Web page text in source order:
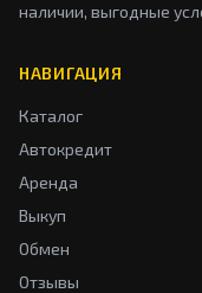
наличии, выгодные
НАВИГАЦИЯ
Каталог
Автокредит
Аренда
Выкуп
Обмен
Отзывы